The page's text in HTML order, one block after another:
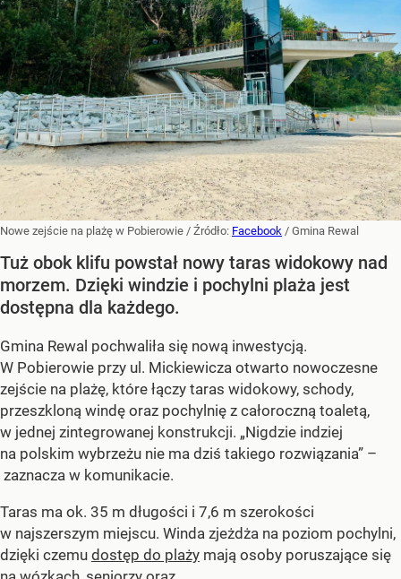
Nowe zejście na plażę w Pobierowie / Źródło: Facebook / Gmina Rewal
Tuż obok klifu powstał nowy taras widokowy nad
morzem. Dzięki windzie i pochylni plaża jest
dostępna dla każdego.
Gmina Rewal pochwaliła się nową inwestycją.
W Pobierowie przy ul. Mickiewicza otwarto nowoczesne
zejście na plażę, które łączy taras widokowy, schody,
przeszkloną windę oraz pochylnię z całoroczną toaletą,
w jednej zintegrowanej konstrukcji. „Nigdzie indziej
na polskim wybrzeżu nie ma dziś takiego rozwiązania” –
zaznacza w komunikacie.
Taras ma ok. 35 m długości i 7,6 m szerokości
w najszerszym miejscu. Winda zjeżdża na poziom pochylni,
dzięki czemu dostęp do plaży mają osoby poruszające się